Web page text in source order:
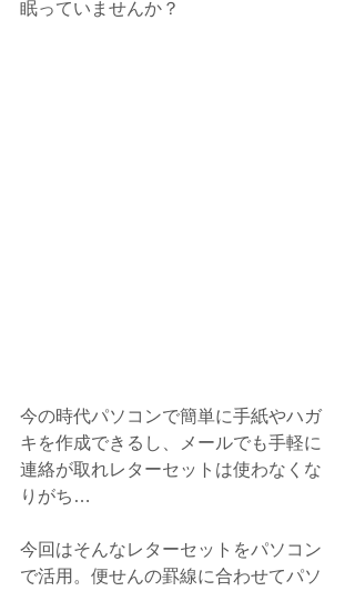
眠っていませんか？
今の時代パソコンで簡単に手紙やハガ
キを作成できるし、メールでも手軽に
連絡が取れレターセットは使わなくな
りがち…
今回はそんなレターセットをパソコン
で活用。便せんの罫線に合わせてパソ